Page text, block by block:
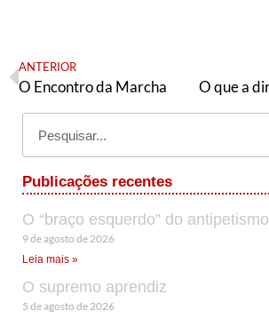
ANTERIOR
O Encontro da Marcha
Publicações recentes
O “braço esquerdo” do antipetismo
9 de agosto de 2026
Leia mais »
O supremo aprendiz
5 de agosto de 2026